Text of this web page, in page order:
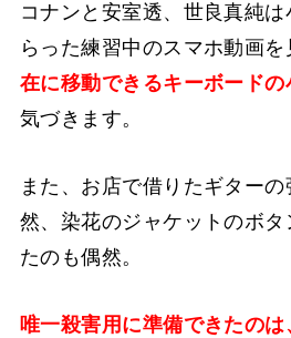
コナンと安室透、世良真純
らった練習中のスマホ動画を
在に移動できるキーボード
気づきます。
また、お店で借りたギター
然、染花のジャケットのボ
たのも偶然。
唯一殺害用に準備できたの